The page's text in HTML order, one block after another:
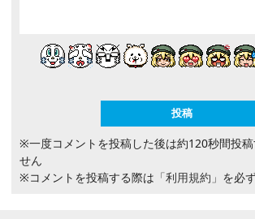
※一度コメントを投稿した後は約120秒間投
せん
※コメントを投稿する際は 「利用規約」 を必